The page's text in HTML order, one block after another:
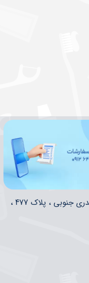
: تهران ،خیابان آزادی ، تقاطع اسکندری جنوبی ، پلاک 477 ،